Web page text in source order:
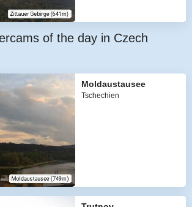
of the day in Czech
Moldaustausee
Tschechien